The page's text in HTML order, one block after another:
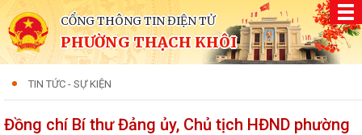
CỔNG THÔNG TIN ĐIỆN TỬ
PHƯỜNG THẠCH KHÔI
TIN TỨC - SỰ KIỆN
Đồng chí Bí thư Đảng ủy, Chủ tịch HĐND phường